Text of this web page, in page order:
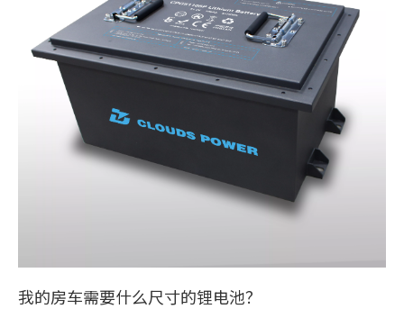
我的房车需要什么尺寸的锂电池？